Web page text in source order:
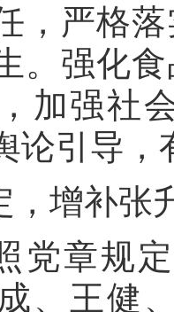
，严格
。强化
加强社
论引导，
，增补张
党章规
、王健